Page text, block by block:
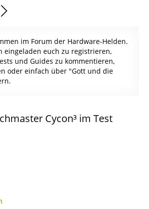
im Forum der Hardware-Helden.
eingeladen euch zu registrieren,
und Guides zu kommentieren,
oder einfach über "Gott und die
Cycon³ im Test